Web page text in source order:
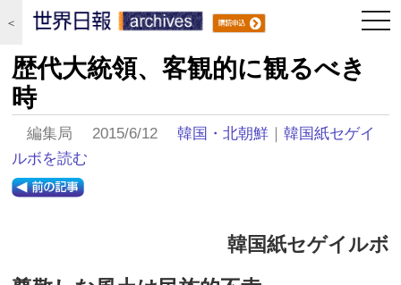
＜
歴代大統領、客観的に観るべき
時
編集局 2015/6/12韓国・北朝鮮 ｜韓国紙セゲイ
ルボを読む
韓国紙セゲイルボ